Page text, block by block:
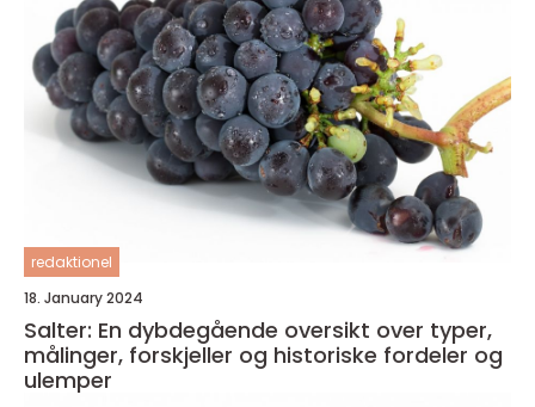
redaktionel
18. January 2024
Salter: En dybdegående oversikt over typer,
målinger, forskjeller og historiske fordeler og
ulemper